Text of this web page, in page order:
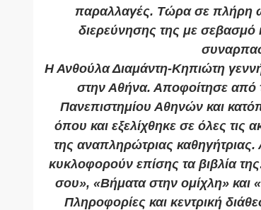
παραλλαγές. Τώρα σε πλήρη
διερεύνησης της με σεβασμό
Η Ανθούλα Διαμάντη-Κηπιώτη
στην Αθήνα. Αποφοίτησε από
Πανεπιστημίου Αθηνών και
όπου και εξελίχθηκε σε όλες τις
της αναπληρώτριας καθηγήτριας.
κυκλοφορούν επίσης τα βιβλία
σου», «Βήματα στην ομίχλη»
Πληροφορίες και κεντρική